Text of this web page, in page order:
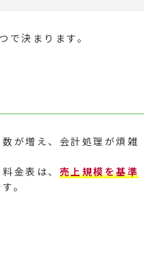
で決まります。
が増え、会計処理が煩雑
金表は、 売上規模を基準
。